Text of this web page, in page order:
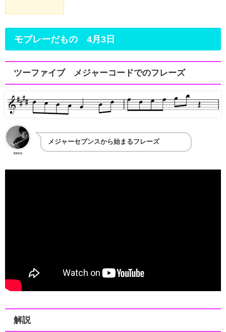
モブレーだもの 4月3日
ツーファイブ メジャーコードでのフレーズ
tomo
メジャーセブンスから始まるフレーズ
解説